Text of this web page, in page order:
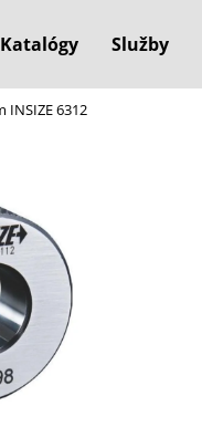
Katalógy Služby
INSIZE 6312